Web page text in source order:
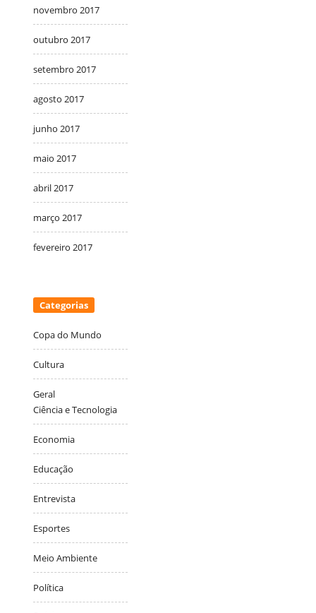
novembro 2017
outubro 2017
setembro 2017
agosto 2017
junho 2017
maio 2017
abril 2017
março 2017
fevereiro 2017
Categorias
Copa do Mundo
Cultura
Geral
Ciência e Tecnologia
Economia
Educação
Entrevista
Esportes
Meio Ambiente
Política